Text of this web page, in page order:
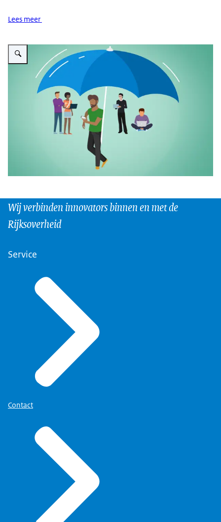
Lees meer
Vergroot afbeelding cyber
Wij verbinden innovators binnen en met de
Rijksoverheid
Service
Contact